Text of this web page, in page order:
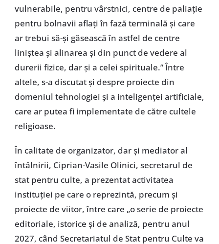
vulnerabile, pentru vârstnici, centre de paliație
pentru bolnavii aflați în fază terminală și care
ar trebui să-și găsească în astfel de centre
liniștea și alinarea și din punct de vedere al
durerii fizice, dar și a celei spirituale.” Între
altele, s-a discutat și despre proiecte din
domeniul tehnologiei și a inteligenței artificiale,
care ar putea fi implementate de către cultele
religioase.
În calitate de organizator, dar și mediator al
întâlnirii, Ciprian-Vasile Olinici, secretarul de
stat pentru culte, a prezentat activitatea
instituției pe care o reprezintă, precum și
proiecte de viitor, între care „o serie de proiecte
editoriale, istorice și de analiză, pentru anul
2027, când Secretariatul de Stat pentru Culte va